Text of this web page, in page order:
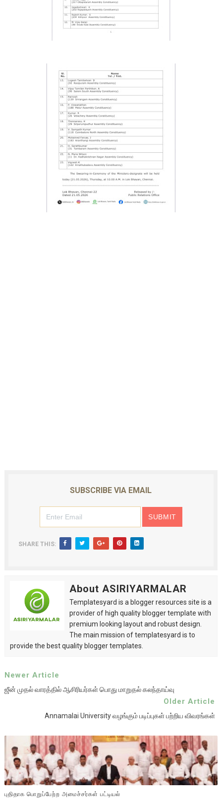
SUBSCRIBE VIA EMAIL
SHARE THIS:
About ASIRIYARMALAR
Templatesyard is a blogger resources site is a
provider of high quality blogger template with
premium looking layout and robust design.
The main mission of templatesyard is to
provide the best quality blogger templates.
Newer Article
ஜீன் முதல் வாரத்தில் ஆசிரியர்கள் பொது மாறுதல் கலந்தாய்வு
Older Article
Annamalai University வழங்கும் படிப்புகள் பற்றிய விவரங்கள்
புதிதாக பொறுப்பேற்ற‌ அமைச்சர்கள் பட்டியல்